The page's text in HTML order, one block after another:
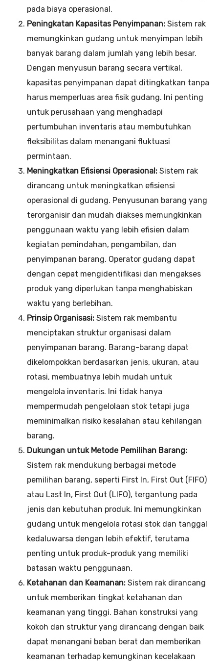
pada biaya operasional.
Peningkatan Kapasitas Penyimpanan: Sistem rak
memungkinkan gudang untuk menyimpan lebih
banyak barang dalam jumlah yang lebih besar.
Dengan menyusun barang secara vertikal,
kapasitas penyimpanan dapat ditingkatkan tanpa
harus memperluas area fisik gudang. Ini penting
untuk perusahaan yang menghadapi
pertumbuhan inventaris atau membutuhkan
fleksibilitas dalam menangani fluktuasi
permintaan.
Meningkatkan Efisiensi Operasional: Sistem rak
dirancang untuk meningkatkan efisiensi
operasional di gudang. Penyusunan barang yang
terorganisir dan mudah diakses memungkinkan
penggunaan waktu yang lebih efisien dalam
kegiatan pemindahan, pengambilan, dan
penyimpanan barang. Operator gudang dapat
dengan cepat mengidentifikasi dan mengakses
produk yang diperlukan tanpa menghabiskan
waktu yang berlebihan.
Prinsip Organisasi: Sistem rak membantu
menciptakan struktur organisasi dalam
penyimpanan barang. Barang-barang dapat
dikelompokkan berdasarkan jenis, ukuran, atau
rotasi, membuatnya lebih mudah untuk
mengelola inventaris. Ini tidak hanya
mempermudah pengelolaan stok tetapi juga
meminimalkan risiko kesalahan atau kehilangan
barang.
Dukungan untuk Metode Pemilihan Barang:
Sistem rak mendukung berbagai metode
pemilihan barang, seperti First In, First Out (FIFO)
atau Last In, First Out (LIFO), tergantung pada
jenis dan kebutuhan produk. Ini memungkinkan
gudang untuk mengelola rotasi stok dan tanggal
kedaluwarsa dengan lebih efektif, terutama
penting untuk produk-produk yang memiliki
batasan waktu penggunaan.
Ketahanan dan Keamanan: Sistem rak dirancang
untuk memberikan tingkat ketahanan dan
keamanan yang tinggi. Bahan konstruksi yang
kokoh dan struktur yang dirancang dengan baik
dapat menangani beban berat dan memberikan
keamanan terhadap kemungkinan kecelakaan